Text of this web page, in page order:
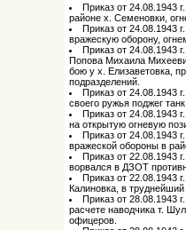
Приказ от 24.08.1943
районе х. Семеновки,
Приказ от 24.08.1943
вражескую оборону,
Приказ от 24.08.1943
Попова Михаила
бою у х. Елизаветовка,
подразделений.
Приказ от 24.08.1943
своего ружья поджег
Приказ от 24.08.1943
на открытую огневую
Приказ от 24.08.1943
вражеской обороны в
Приказ от 22.08.1943
ворвался в ДЗОТ
Приказ от 22.08.1943
Калиновка, в
Приказ от 28.08.1943
расчете наводчика т.
офицеров.